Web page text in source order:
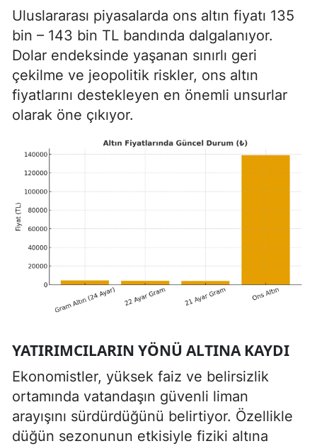
Uluslararası piyasalarda ons altın fiyatı 135
bin – 143 bin TL bandında dalgalanıyor.
Dolar endeksinde yaşanan sınırlı geri
çekilme ve jeopolitik riskler, ons altın
fiyatlarını destekleyen en önemli unsurlar
olarak öne çıkıyor.
YATIRIMCILARIN YÖNÜ ALTINA KAYDI
Ekonomistler, yüksek faiz ve belirsizlik
ortamında vatandaşın güvenli liman
arayışını sürdürdüğünü belirtiyor. Özellikle
düğün sezonunun etkisiyle fiziki altına